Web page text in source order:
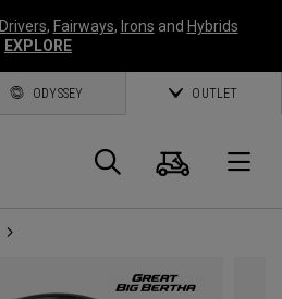
Drivers, Fairways, Irons and Hybrids
EXPLORE
ODYSSEY OUTLET
Panier